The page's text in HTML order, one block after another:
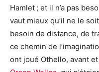
Hamlet ; et il n’a pas
vaut mieux qu’il ne le
besoin de distance, de
ce chemin de
ont joué Othello, avant